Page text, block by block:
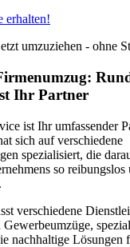
erhalten!
umzuziehen - ohne
Ihr Partner
ist Ihr umfassender
sich auf verschiedene
spezialisiert, die
so
verschiedene
nachhaltige Lösungen